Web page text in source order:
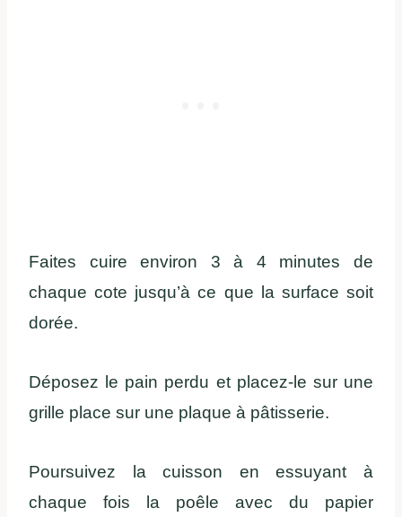
Faites cuire environ 3 à 4 minutes de
chaque cote jusqu’à ce que la surface soit
dorée.
Déposez le pain perdu et placez-le sur une
grille place sur une plaque à pâtisserie.
Poursuivez la cuisson en essuyant à
chaque fois la poêle avec du papier